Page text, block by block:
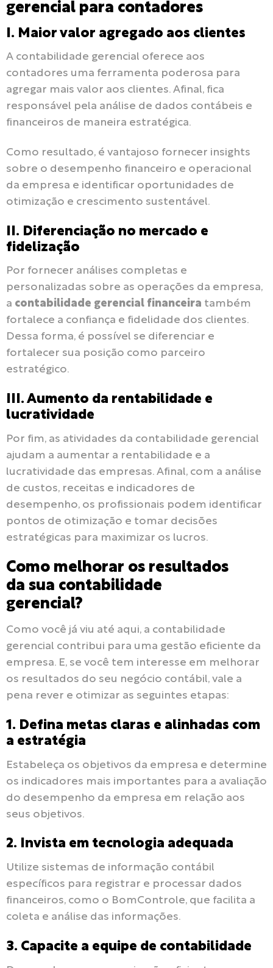
gerencial para contadores
I. Maior valor agregado aos clientes
A contabilidade gerencial oferece aos
contadores uma ferramenta poderosa para
agregar mais valor aos clientes. Afinal, fica
responsável pela análise de dados contábeis e
financeiros de maneira estratégica.
Como resultado, é vantajoso fornecer insights
sobre o desempenho financeiro e operacional
da empresa e identificar oportunidades de
otimização e crescimento sustentável.
II. Diferenciação no mercado e
fidelização
Por fornecer análises completas e
personalizadas sobre as operações da empresa,
a contabilidade gerencial financeira também
fortalece a confiança e fidelidade dos clientes.
Dessa forma, é possível se diferenciar e
fortalecer sua posição como parceiro
estratégico.
III. Aumento da rentabilidade e
lucratividade
Por fim, as atividades da contabilidade gerencial
ajudam a aumentar a rentabilidade e a
lucratividade das empresas. Afinal, com a análise
de custos, receitas e indicadores de
desempenho, os profissionais podem identificar
pontos de otimização e tomar decisões
estratégicas para maximizar os lucros.
Como melhorar os resultados
da sua contabilidade
gerencial?
Como você já viu até aqui, a contabilidade
gerencial contribui para uma gestão eficiente da
empresa. E, se você tem interesse em melhorar
os resultados do seu negócio contábil, vale a
pena rever e otimizar as seguintes etapas:
1. Defina metas claras e alinhadas com
a estratégia
Estabeleça os objetivos da empresa e determine
os indicadores mais importantes para a avaliação
do desempenho da empresa em relação aos
seus objetivos.
2. Invista em tecnologia adequada
Utilize sistemas de informação contábil
específicos para registrar e processar dados
financeiros, como o BomControle, que facilita a
coleta e análise das informações.
3. Capacite a equipe de contabilidade